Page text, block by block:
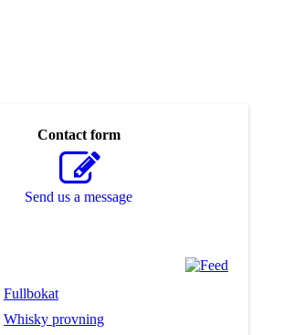
Contact form
Send us a message
Fullbokat
Whisky provning